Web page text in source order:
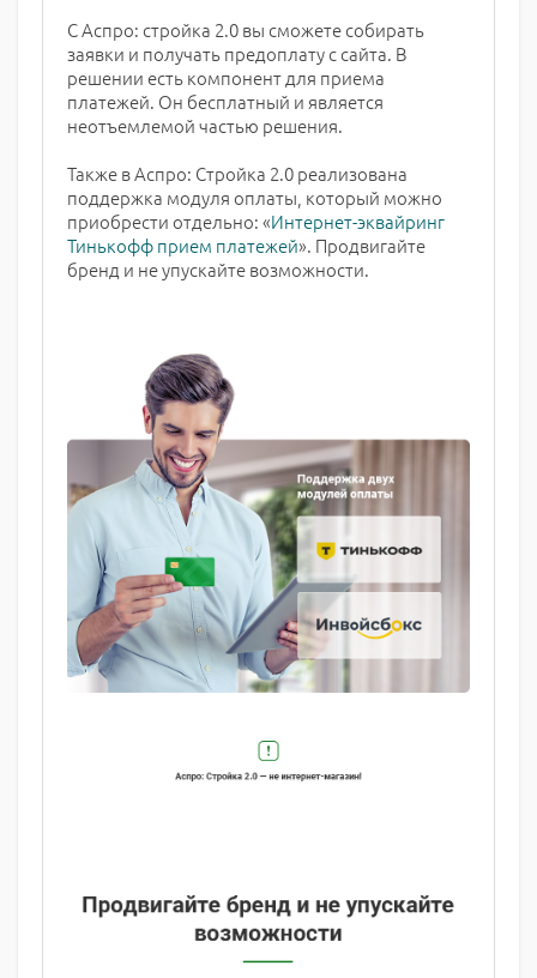
С Аспро: стройка 2.0 вы сможете собирать
заявки и получать предоплату с сайта. В
решении есть компонент для приема
платежей. Он бесплатный и является
неотъемлемой частью решения.
Также в Аспро: Стройка 2.0 реализована
поддержка модуля оплаты, который можно
приобрести отдельно: «Интернет-эквайринг
Тинькофф прием платежей». Продвигайте
бренд и не упускайте возможности.